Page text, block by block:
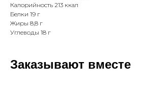
Калорийность 213 ккал
Белки 19 г
Жиры 8,8 г
Углеводы 18 г
Заказывают вместе